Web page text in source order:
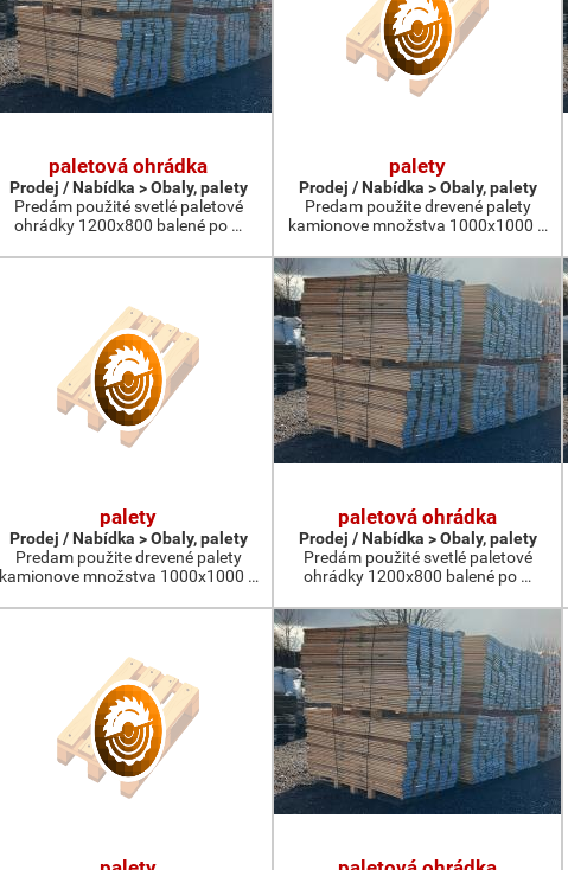
paletová ohrádka
Prodej / Nabídka > Obaly, palety
Predám použité svetlé paletové
ohrádky 1200x800 balené po …
palety
Prodej / Nabídka > Obaly, palety
Predam použite drevené palety
kamionove množstva 1000x1000 …
palety
Prodej / Nabídka > Obaly, palety
Predam použite drevené palety
kamionove množstva 1000x1000 …
paletová ohrádka
Prodej / Nabídka > Obaly, palety
Predám použité svetlé paletové
ohrádky 1200x800 balené po …